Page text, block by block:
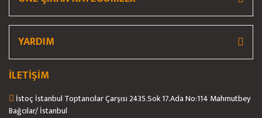
YARDIM
İLETİŞİM
İstoç İstanbul Toptancılar Çarşısı 2435.Sok 17.Ada No:114 Mahmutbey
Bağcılar/ İstanbul